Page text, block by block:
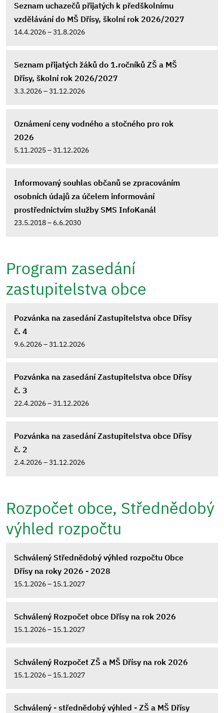
Seznam uchazečů přijatých k předškolnímu
vzdělávání do MŠ Dřísy, školní rok 2026/2027
14.4.2026 – 31.8.2026
Seznam přijatých žáků do 1.ročníků ZŠ a MŠ
Dřísy, školní rok 2026/2027
3.3.2026 – 31.12.2026
Oznámení ceny vodného a stočného pro rok
2026
5.11.2025 – 31.12.2026
Informovaný souhlas občanů se zpracováním
osobních údajů za účelem informování
prostřednictvím služby SMS InfoKanál
23.5.2018 – 6.6.2030
Program zasedání
zastupitelstva obce
Pozvánka na zasedání Zastupitelstva obce Dřísy
č. 4
9.6.2026 – 31.12.2026
Pozvánka na zasedání Zastupitelstva obce Dřísy
č. 3
22.4.2026 – 31.12.2026
Pozvánka na zasedání Zastupitelstva obce Dřísy
č. 2
2.4.2026 – 31.12.2026
Rozpočet obce, Střednědobý
výhled rozpočtu
Schválený Střednědobý výhled rozpočtu Obce
Dřísy na roky 2026 - 2028
15.1.2026 – 15.1.2027
Schválený Rozpočet obce Dřísy na rok 2026
15.1.2026 – 15.1.2027
Schválený Rozpočet ZŠ a MŠ Dřísy na rok 2026
15.1.2026 – 15.1.2027
Schválený - střednědobý výhled - ZŠ a MŠ Dřísy